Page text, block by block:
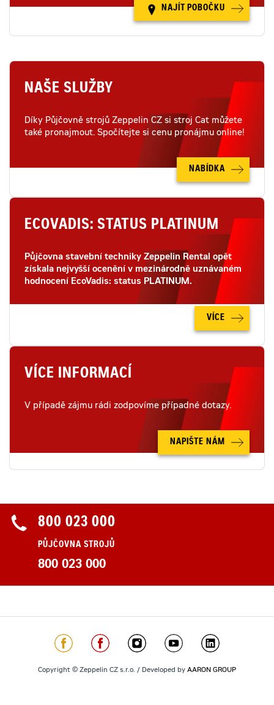
NAJÍT POBOČKU
NAŠE SLUŽBY
Díky Půjčovně strojů Zeppelin CZ si stroj Cat můžete
také pronajmout. Spočítejte si cenu pronájmu online!
NABÍDKA
ECOVADIS: STATUS PLATINUM
Půjčovna stavební techniky Zeppelin Rental opět
získala nejvyšší ocenění v mezinárodně uznávaném
hodnocení EcoVadis: status PLATINUM.
VÍCE
VÍCE INFORMACÍ
V případě zájmu rádi zodpovíme případné dotazy.
NAPIŠTE NÁM
800 023 000
PŮJČOVNA STROJŮ
800 023 000
Copyright © Zeppelin CZ s.r.o. / Developed by AARON GROUP